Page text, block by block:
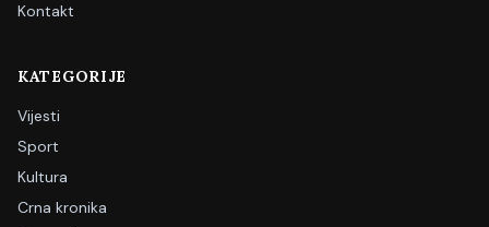
Kontakt
KATEGORIJE
Vijesti
Sport
Kultura
Crna kronika